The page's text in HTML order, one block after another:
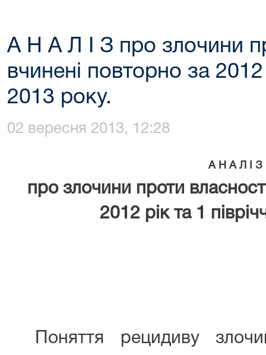
А Н А Л І З про злочини
вчинені повторно за 2012
2013 року.
02 вересня 2013, 12:28
А Н А Л І З
про злочини проти
2012 рік та 1
Поняття рецидиву